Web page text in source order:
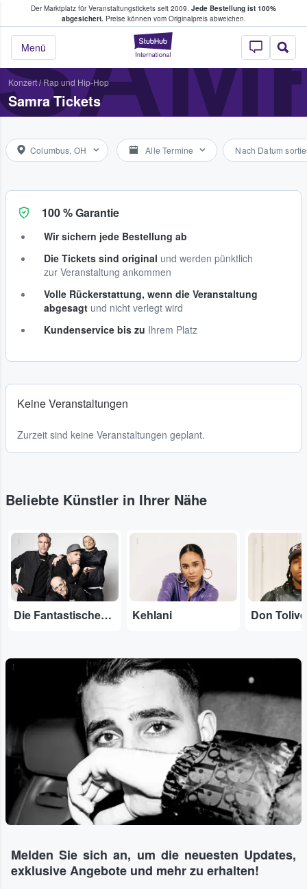
Der Marktplatz für Veranstaltungstickets seit 2009. Jede Bestellung ist 100%
abgesichert.Preise können vom Originalpreis abweichen.
StubHub - Wo
Menü
Tickets kaufen & verkaufen
Konzert/Rap und Hip-Hop
Samra Tickets
Columbus, OH Alle Termine Nach Datum
100 % Garantie
Wir sichern jede Bestellung ab
Die Tickets sind original und werden pünktlich
zur Veranstaltung ankommen
Volle Rückerstattung, wenn die Veranstaltung
abgesagt und nicht verlegt wird
Kundenservice bis zu Ihrem Platz
Keine Veranstaltungen
Zurzeit sind keine Veranstaltungen geplant.
Beliebte Künstler in Ihrer Nähe
Die Fantastischen Vier Kehlani Don
...
Melden Sie sich an, um die neuesten Updates,
exklusive Angebote und mehr zu erhalten!